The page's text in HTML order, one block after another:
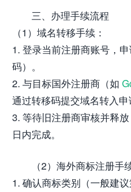
三、办理手续流程
（1）域名转移手续：
1. 登录当前注册商账号，
码）。
2. 与目标国外注册商（如
通过转移码提交域名转入申
3. 等待旧注册商审核并释
日内完成。
（2）海外商标注册手
1. 确认商标类别（一般建